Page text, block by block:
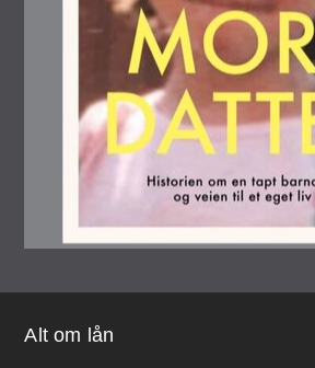
Alt om lån